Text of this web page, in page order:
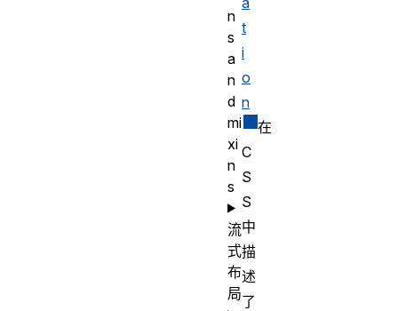
t
i
o
n
在
C
S
S
中
描
述
了
n
s
a
n
d
mi
xi
n
s
流
式
布
局